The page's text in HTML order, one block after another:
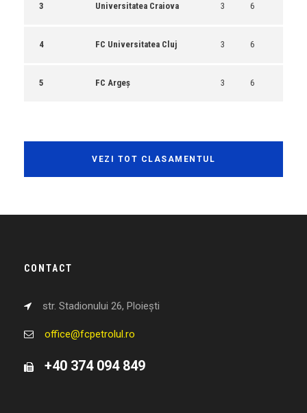
3 Universitatea Craiova 3 6
4 FC Universitatea Cluj 3 6
5 FC Argeș 3 6
VEZI TOT CLASAMENTUL
CONTACT
str. Stadionului 26, Ploiești
office@fcpetrolul.ro
+40 374 094 849